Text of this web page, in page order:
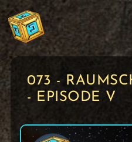
073 -
- EPISODE V